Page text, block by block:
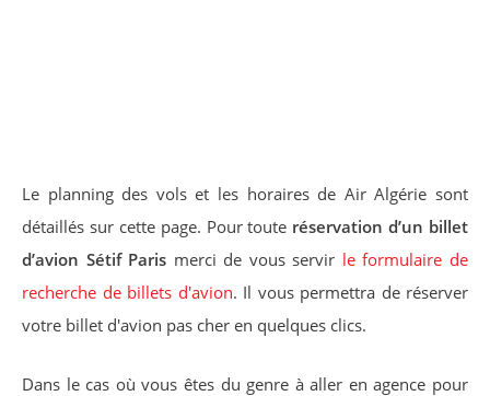
Le planning des vols et les horaires de Air Algérie sont
détaillés sur cette page. Pour toute réservation d’un billet
d’avion Sétif Paris merci de vous servir le formulaire de
recherche de billets d'avion. Il vous permettra de réserver
votre billet d'avion pas cher en quelques clics.
Dans le cas où vous êtes du genre à aller en agence pour